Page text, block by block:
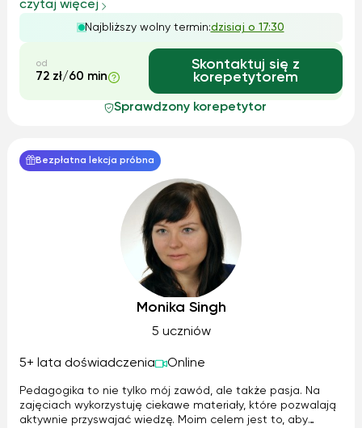
trudach i nauce. Najwazniejsza jest odpowiednia
motywacja do nauki i stawianie sob...
czytaj więcej
Najbliższy wolny termin:dzisiaj o 17:30
od
72 zł/60 min
Skontaktuj się z
korepetytorem
Sprawdzony korepetytor
Bezpłatna lekcja próbna
Monika Singh
5 uczniów
5+ lata doświadczenia Online
Pedagogika to nie tylko mój zawód, ale także pasja. Na
zajęciach wykorzystuję ciekawe materiały, które pozwalają
aktywnie przyswajać wiedzę. Moim celem jest to, aby